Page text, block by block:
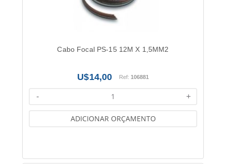
Cabo Focal PS-15 12M X 1,5MM2
14,00 Ref:106881
+
-
ADICIONAR ORÇAMENTO